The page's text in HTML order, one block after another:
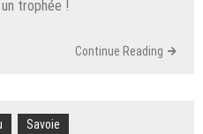
trophée !
Continue Reading
Savoie